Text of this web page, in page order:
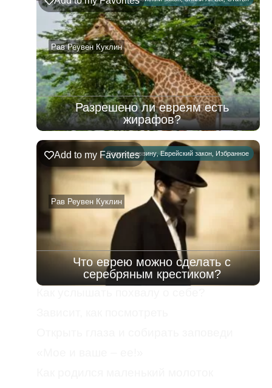
02.08.2026
08.08.2026
Рав Реувен Куклин
Разрешено ли евреям есть
жирафов?
Вопрос раввину, Еврейский закон Избранное
Рав Реувен Куклин
Add to my Favorites
Что еврею можно сделать с
серебряным крестиком?